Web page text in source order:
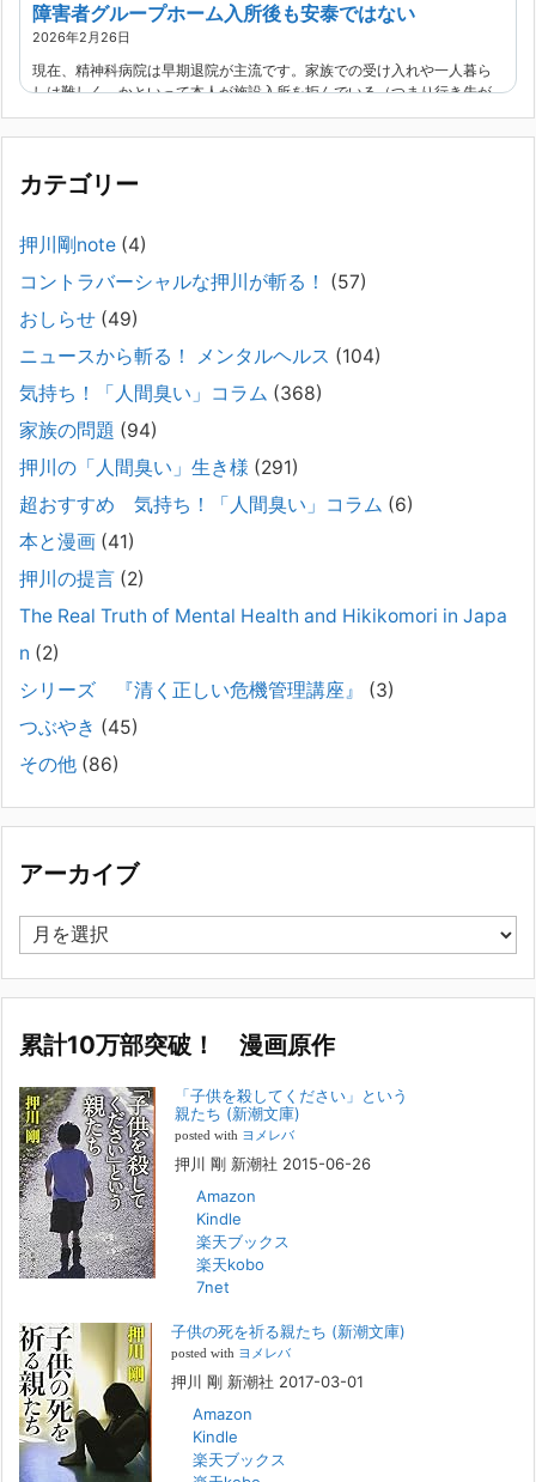
障害者グループホーム入所後も安泰ではない
2026年2月26日
現在、精神科病院は早期退院が主流です。家族での受け入れや一人暮ら
しは難しく、かといって本人が施設入所を拒んでいる（つまり行き先が
見つかっていない）ような場合でも、病院から退院を急かされ、家族が
困ってし[...]
精神科から「退院できます」と言われた家族へ──退院
後の安全設計
2026年2月21日
通常価格 2,980円 → 今だけ 1,480円（50％OFF）こちらのnoteは、
（株）トキワ精神保健事務所（所長：押川剛）が支援の現場で行なって
きた実務対応を、家族向けに整理しています。 続きをみ
#042 精神疾患の子どもと健全なコミュニケーション
がとれない（母娘編）。
弊社は、病識のない重篤な精神疾患を抱えるご家族からのご相談を受
け、長年にわたり精神科医療へのアクセスの仕方や問題解決に取り組ん
い場合、家[...]
#041 将来を案じる「きょうだい」必見②きょうだ
いに精神疾患が疑われる家族がいて、家族間トラブル
で困っている方へ
2025年8月11日
長年問題解決に至らない家族のパターンのうち、弊社の相談で多い事例
景・特徴続きをみる
集英社オンラインのインタビューを受けました。「漫
画といえば集英社！」というく…
2023年3月1日
集英社オンラインのインタビューを受けました。「漫画といえば集英
社！」というくらいの大御所が、「子供を殺してくださいという親た
名誉です。h[...]
若年層の子供の問題
『「子供を殺してください」という親たち』では、先月まで、10代の対
象者をテーマにした回、「ケース19 奴隷化する親たち」をお送りして
いました。こちらは、最終話をコミックバンチWebで読むことができま
す[...]
FBS福岡放送『目撃者f』出演情報
2022年2月27日
本日（日曜）深夜1時25分～FBS福岡放送『目撃者f』で、（株）トキワ
されます。「俺がつなげてやる～コワモテ“説得屋”の生き様～」続きを
[...]
人と“直接”向き合うことの価値
2022年1月14日
2022年になりました。すでに言い尽くされていることではありますが、
カテゴリー
押川剛note (4)
コントラバーシャルな押川が斬る！
(57)
おしらせ (49)
ニュースから斬る！ メンタルヘルス (104)
気持ち！「人間臭い」コラム (368)
家族の問題 (94)
押川の「人間臭い」生き様 (291)
超おすすめ 気持ち！「人間臭い」コラム (6)
本と漫画 (41)
押川の提言 (2)
The Real Truth of Mental Health and Hikikomori in Japa
n (2)
シリーズ 『清く正しい危機管理講座』
(3)
つぶやき (45)
その他 (86)
アーカイブ
ー
カ
ブ
累計10万部突破！ 漫画原作
「子供を殺してください」という
親たち (新潮文庫)
posted with ヨメレバ
押川 剛 新潮社 2015-06-26
Amazon
Kindle
楽天ブックス
楽天kobo
7net
子供の死を祈る親たち (新潮文庫)
posted with ヨメレバ
押川 剛 新潮社 2017-03-01
Amazon
Kindle
楽天ブックス